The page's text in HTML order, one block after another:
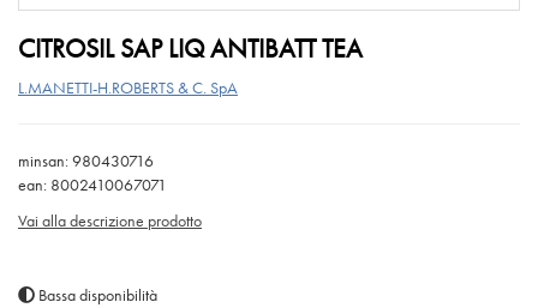
CITROSIL SAP LIQ ANTIBATT TEA
L.MANETTI-H.ROBERTS & C. SpA
minsan: 980430716
ean: 8002410067071
Vai alla descrizione prodotto
Bassa disponibilità